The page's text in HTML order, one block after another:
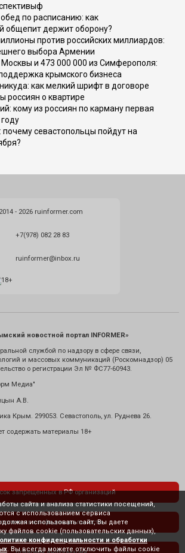
по расписанию: как
общепит держит оборону?
против российских миллиардов:
выбора Армении
Москвы и 473 000 000 из Симферополя:
крымского бизнеса
как мелкий шрифт в договоре
россиян о квартире
кому из россиян по карману первая
почему севастопольцы пойдут на
- 2026 ruinformer.com
+7(978) 082 28 83
ruinformer@inbox.ru
новостной портал INFORMER»
службой по надзору в сфере связи,
и массовых коммуникаций (Роскомнадзор) 05
о регистрации Эл № ФС77-60943.
Медиа"
А.В.
Крым. 299053. Севастополь, ул. Руднева 26.
содержать материалы 18+
запрещенных в РФ организаций
политика конфиденциальности
сайта и анализа статистики посещений,
с использованием сервиса
использовать сайт, Вы даете
файлов cookie (пользовательских данных),
конфиденциальности и обработки
. Вы всегда можете отключить файлы cookie